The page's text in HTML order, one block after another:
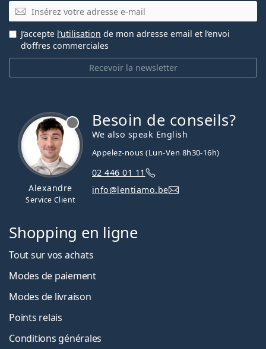
E-mail
Recevoir la newsletter
J’accepte l’utilisation de mon adresse email et l’envoi
d’offres commerciales
Alexandre
Service Client
Besoin de conseils?
We also speak English
Appelez-nous (Lun-Ven 8h30-16h)
02 446 01 11
info@lentiamo.be
Shopping en ligne
Tout sur vos achats
Modes de paiement
Modes de livraison
Points relais
Conditions générales